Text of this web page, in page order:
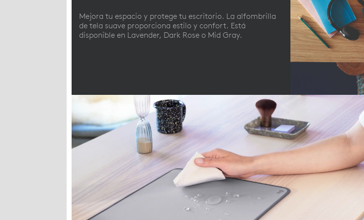
Mejora tu espacio y protege tu escritorio. La alfombrilla
de tela suave proporciona estilo y confort. Está
disponible en Lavender, Dark Rose o Mid Gray.